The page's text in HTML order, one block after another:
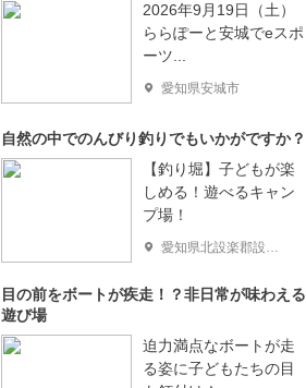
2026年9月19日（土）
ららぽーと安城でeスポ
ーツ...
愛知県安城市
自然の中でのんびり釣りでもいかがですか？
【釣り堀】子どもが楽
しめる！遊べるキャン
プ場！
愛知県北設楽郡設楽町
目の前をボートが疾走！？非日常が味わえる
遊び場
迫力満点なボートが走
る姿に子どもたちの目